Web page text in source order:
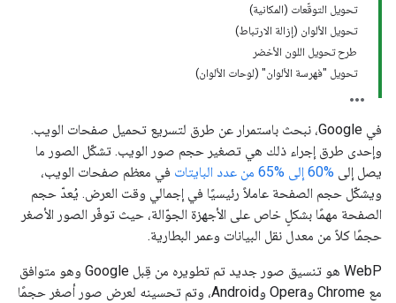
تحويل التوقّعات (المكانية)
تحويل الألوان (إزالة الارتباط)
طرح تحويل اللون الأخضر
تحويل "فهرسة الألوان" (لوحات الألوان)
في Google، نبحث باستمرار عن طرق لتسريع تحميل صفحات الويب.
وإحدى طرق إجراء ذلك هي تصغير حجم صور الويب. تشكّل الصور ما
يصل إلى ‎60% إلى ‎65% من عدد البايتات
في معظم صفحات الويب،
ويشكّل حجم الصفحة عاملاً رئيسيًا في إجمالي وقت العرض. يُعدّ حجم
الصفحة مهمًا بشكلٍ خاص على الأجهزة الجوّالة، حيث توفّر الصور الأصغر
حجمًا كلاً من معدل نقل البيانات وعمر البطارية.
WebP هو تنسيق صور جديد تم تطويره من قِبل Google وهو متوافق
مع Chrome وOpera وAndroid، وتم تحسينه لعرض صور أصغر حجمًا